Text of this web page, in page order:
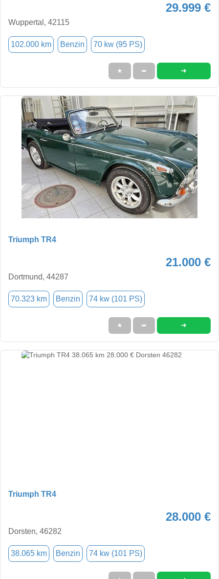
29.999 €
Wuppertal, 42115
102.000 km Benzin 70 kw (95 PS)
★ ➦ ➜
Triumph TR4
21.000 €
Dortmund, 44287
70.323 km Benzin 74 kw (101 PS)
★ ➦ ➜
Triumph TR4
28.000 €
Dorsten, 46282
38.065 km Benzin 74 kw (101 PS)